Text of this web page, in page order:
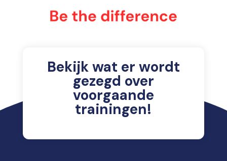
Bekijk wat er wordt
gezegd over
voorgaande
trainingen!